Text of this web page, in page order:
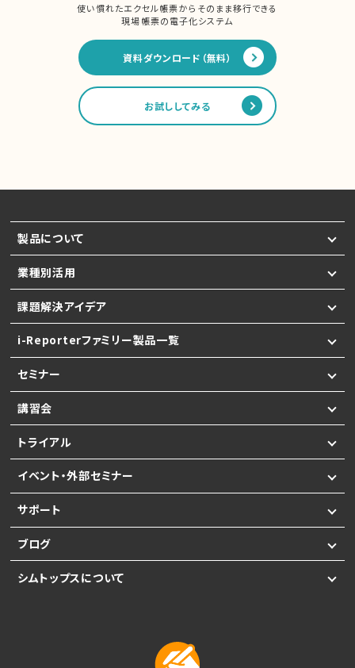
使い慣れたエクセル帳票からそのまま移行できる
現場帳票の電子化システム
資料ダウンロード（無料）
お試ししてみる
製品について
業種別活用
課題解決アイデア
i-Reporterファミリー製品一覧
セミナー
講習会
トライアル
イベント・外部セミナー
サポート
ブログ
シムトップスについて